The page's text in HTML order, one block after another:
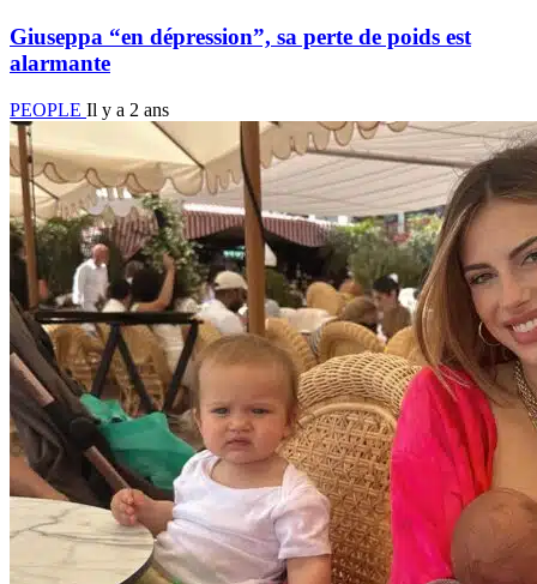
Giuseppa “en dépression”, sa perte de poids est
alarmante
PEOPLE Il y a 2 ans